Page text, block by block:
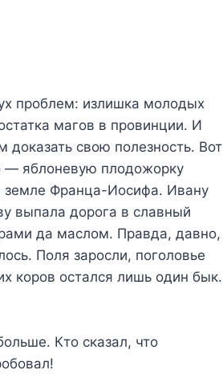
проблем: излишка молодых
магов в провинции. И
свою полезность. Вот
— яблоневую плодожорку
земле Франца-Иосифа. Ивану
выпала дорога в славный
да маслом. Правда, давно,
Поля заросли, поголовье
коров остался лишь один бык.
Кто сказал, что